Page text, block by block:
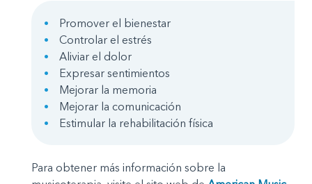
Promover el bienestar
Controlar el estrés
Aliviar el dolor
Expresar sentimientos
Mejorar la memoria
Mejorar la comunicación
Estimular la rehabilitación física
Para obtener más información sobre la